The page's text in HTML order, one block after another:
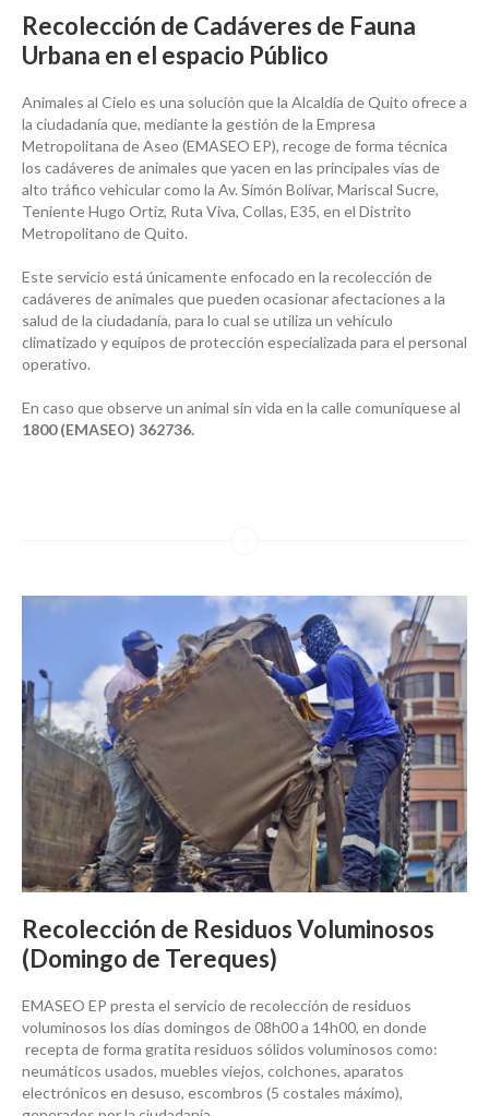
Recolección de Cadáveres de Fauna
Urbana en el espacio Público
Animales al Cielo es una solución que la Alcaldía de Quito ofrece a
la ciudadanía que, mediante la gestión de la Empresa
Metropolitana de Aseo (EMASEO EP), recoge de forma técnica
los cadáveres de animales que yacen en las principales vías de
alto tráfico vehicular como la Av. Simón Bolívar, Mariscal Sucre,
Teniente Hugo Ortiz, Ruta Viva, Collas, E35, en el Distrito
Metropolitano de Quito.
Este servicio está únicamente enfocado en la recolección de
cadáveres de animales que pueden ocasionar afectaciones a la
salud de la ciudadanía, para lo cual se utiliza un vehículo
climatizado y equipos de protección especializada para el personal
operativo.
En caso que observe un animal sin vida en la calle comuníquese al
1800 (EMASEO) 362736.
Recolección de Residuos Voluminosos
(Domingo de Tereques)
EMASEO EP presta el servicio de recolección de residuos
voluminosos los días domingos de 08h00 a 14h00, en donde
recepta de forma gratita residuos sólidos voluminosos como:
neumáticos usados, muebles viejos, colchones, aparatos
electrónicos en desuso, escombros (5 costales máximo),